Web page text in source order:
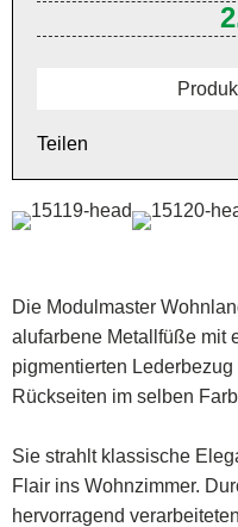
Die Modulmaster
alufarbene Metallfüße mit
pigmentierten
Rückseiten im selben
Sie strahlt klassische
Flair ins Wohnzimmer.
hervorragend
Teilen